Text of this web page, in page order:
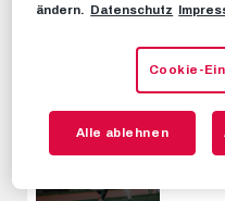
LIVE:
27. JUNI
ändern. Datenschutz
Cookie-
Alle ablehnen